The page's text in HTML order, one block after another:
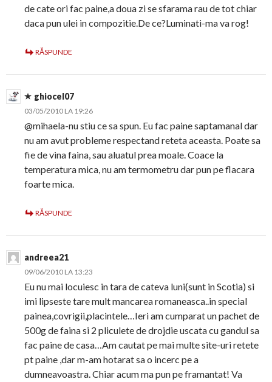
de cate ori fac paine,a doua zi se sfarama rau de tot chiar
daca pun ulei in compozitie.De ce?Luminati-ma va rog!
RĂSPUNDE
ghiocel07
03/05/2010 LA 19:26
@mihaela-nu stiu ce sa spun. Eu fac paine saptamanal dar
nu am avut probleme respectand reteta aceasta. Poate sa
fie de vina faina, sau aluatul prea moale. Coace la
temperatura mica, nu am termometru dar pun pe flacara
foarte mica.
RĂSPUNDE
andreea21
09/06/2010 LA 13:23
Eu nu mai locuiesc in tara de cateva luni(sunt in Scotia) si
imi lipseste tare mult mancarea romaneasca..in special
painea,covrigii,placintele…Ieri am cumparat un pachet de
500g de faina si 2 pliculete de drojdie uscata cu gandul sa
fac paine de casa…Am cautat pe mai multe site-uri retete
pt paine ,dar m-am hotarat sa o incerc pe a
dumneavoastra. Chiar acum ma pun pe framantat! Va